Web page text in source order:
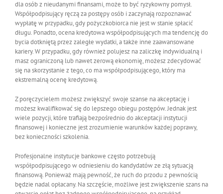
dla osób z nieudanymi finansami, może to być ryzykowny pomysł.
Współpodpisujący ręczą za postępy osób i zaczynają rozpoznawać
wypłatę w przypadku, gdy pożyczkobiorca nie jest w stanie spłacić
długu. Ponadto, ocena kredytowa współpodpisujących ma tendencję do
bycia dotkniętą przez zaległe wydatki, a także inne zaawansowane
kariery. W przypadku, gdy również polujesz na zaliczkę indywidualną i
masz ograniczoną lub nawet zerową ekonomię, możesz zdecydować
się na skorzystanie z tego, co ma współpodpisującego, który ma
ekstremalną ocenę kredytową.
Z poręczycielem możesz zwiększyć swoje szanse na akceptację i
możesz kwalifikować się do lepszego obiegu postępów. Jednak jest
wiele pozycji, które trafiają bezpośrednio do akceptacji instytucji
finansowej i konieczne jest zrozumienie warunków każdej poprawy,
bez konieczności szkolenia.
Profesjonalne instytucje bankowe często potrzebują
współpodpisującego w odniesieniu do kandydatów ze złą sytuacją
finansową. Ponieważ mają pewność, że ruch do przodu z pewnością
będzie nadal opłacany. Na szczęście, możliwe jest zwiększenie szans na